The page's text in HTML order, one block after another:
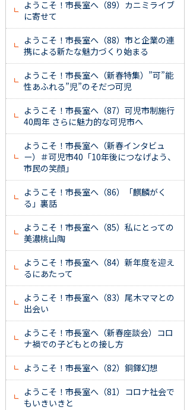
ようこそ！市長室へ（89）カニミライブ
に寄せて
ようこそ！市長室へ（88）市と企業の連
携による新たな魅力づくり始まる
ようこそ！市長室へ（新春特集）”可”能
性あふれる”児”のそだつ可児
ようこそ！市長室へ（87）可児市制施行
40周年 さらに魅力的な可児市へ
ようこそ！市長室へ（新春インタビュ
ー）＃可児市40「10年後につなげよう、
市民の笑顔」
ようこそ！市長室へ（86）「麒麟がく
る」裏話
ようこそ！市長室へ（85）私にとっての
美濃桃山陶
ようこそ！市長室へ（84）新年度を迎え
るにあたって
ようこそ！市長室へ（83）尾木ママとの
出会い
ようこそ！市長室へ（新春座談会）コロ
ナ禍での子どもとの接し方
ようこそ！市長室へ（82）銅鐸幻想
ようこそ！市長室へ（81）コロナ社会で
もいきいきと